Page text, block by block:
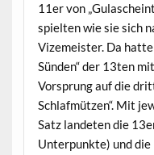
11er von
spielten wie sie sich
Vizemeister. Da
Sünden“ der 13ten
Vorsprung auf die
Schlafmützen“. Mit
Satz landeten die
Unterpunkte) und die